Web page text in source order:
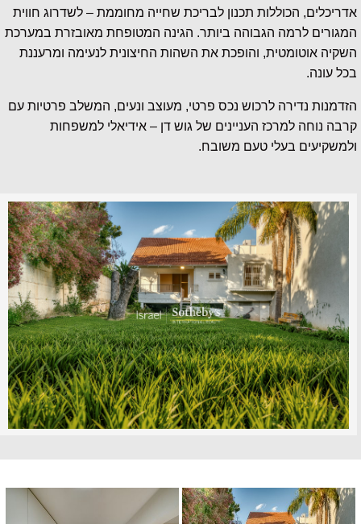
אדריכלים, הכוללות תכנון לבריכת שחייה מחוממת – לשדרוג חווית
המגורים לרמה הגבוהה ביותר. הגינה המטופחת מאובזרת במערכת
השקיה אוטומטית, והופכת את השהות החיצונית לנעימה ומרעננת
בכל עונה.
הזדמנות נדירה לרכוש נכס פרטי, מעוצב ונעים, המשלב פרטיות עם
קרבה נוחה למרכז העניינים של גוש דן – אידיאלי למשפחות
ולמשקיעים בעלי טעם משובח.